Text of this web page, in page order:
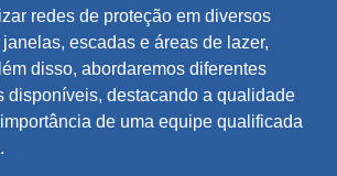
redes de proteção em diversos
escadas e áreas de lazer,
disso, abordaremos diferentes
disponíveis, destacando a qualidade
de uma equipe qualificada